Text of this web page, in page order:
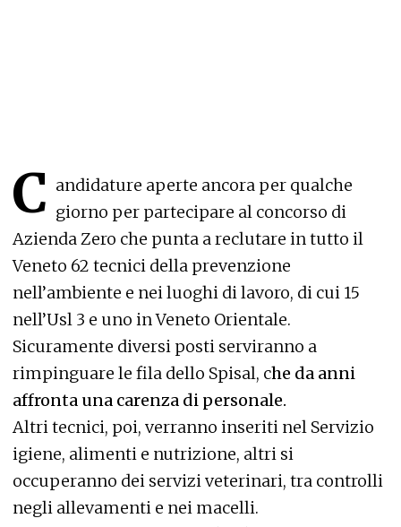
C andidature aperte ancora per qualche
giorno per partecipare al concorso di
Azienda Zero che punta a reclutare in tutto il
Veneto 62 tecnici della prevenzione
nell’ambiente e nei luoghi di lavoro, di cui 15
nell’Usl 3 e uno in Veneto Orientale.
Sicuramente diversi posti serviranno a
rimpinguare le fila dello Spisal, che da anni
affronta una carenza di personale.
Altri tecnici, poi, verranno inseriti nel Servizio
igiene, alimenti e nutrizione, altri si
occuperanno dei servizi veterinari, tra controlli
negli allevamenti e nei macelli.